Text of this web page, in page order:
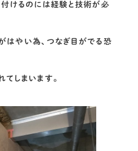
けるのには経験と技術が必
はやい為、つなぎ目がでる恐
しまいます。